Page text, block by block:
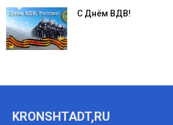
С Днём ВДВ!
KRONSHTADT,RU